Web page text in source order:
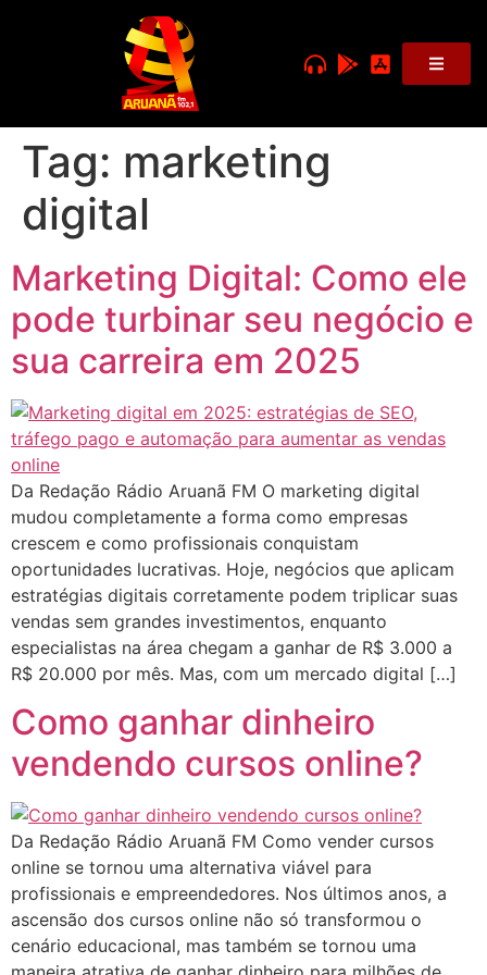
Tag: marketing
digital
Marketing Digital: Como ele
pode turbinar seu negócio e
sua carreira em 2025
Da Redação Rádio Aruanã FM O marketing digital
mudou completamente a forma como empresas
crescem e como profissionais conquistam
oportunidades lucrativas. Hoje, negócios que aplicam
estratégias digitais corretamente podem triplicar suas
vendas sem grandes investimentos, enquanto
especialistas na área chegam a ganhar de R$ 3.000 a
R$ 20.000 por mês. Mas, com um mercado digital […]
Como ganhar dinheiro
vendendo cursos online?
Da Redação Rádio Aruanã FM Como vender cursos
online se tornou uma alternativa viável para
profissionais e empreendedores. Nos últimos anos, a
ascensão dos cursos online não só transformou o
cenário educacional, mas também se tornou uma